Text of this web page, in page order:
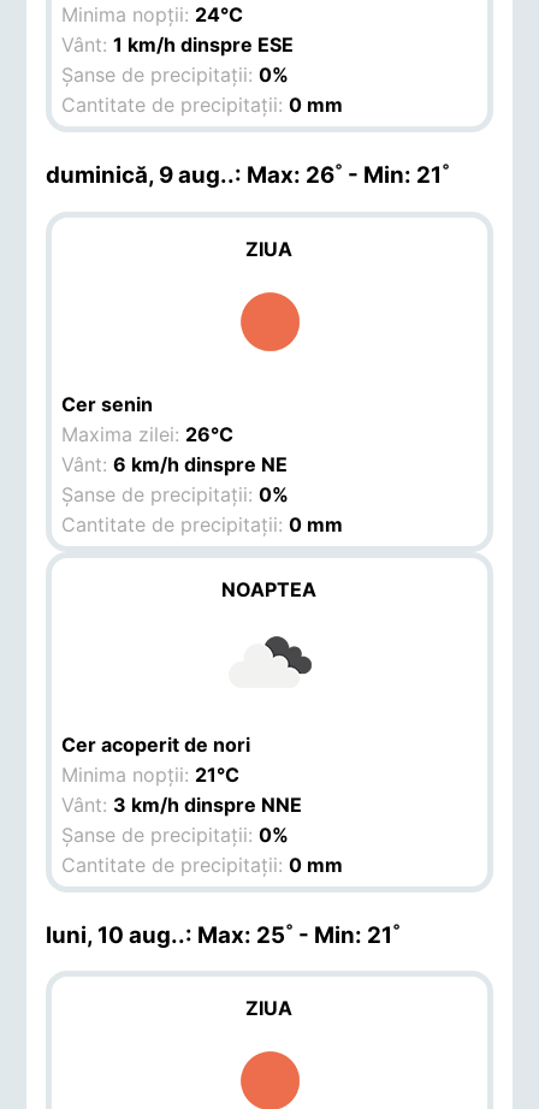
Minima nopții: 24°C
Vânt:1 km/h dinspre ESE
Șanse de precipitații:0%
Cantitate de precipitații:0 mm
duminică, 9 aug..: Max: 26˚ - Min: 21˚
ZIUA
Cer senin
Maxima zilei: 26°C
Vânt:6 km/h dinspre NE
Șanse de precipitații:0%
Cantitate de precipitații:0 mm
NOAPTEA
Cer acoperit de nori
Minima nopții: 21°C
Vânt: 3 km/h dinspre NNE
Șanse de precipitații:0%
Cantitate de precipitații:0 mm
luni, 10 aug..: Max: 25˚ - Min: 21˚
ZIUA